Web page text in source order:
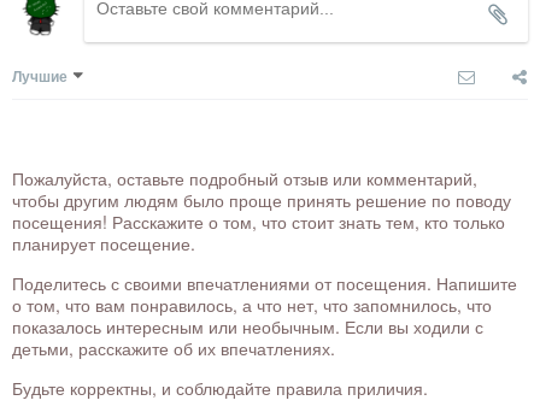
Лучшие
Пожалуйста, оставьте подробный отзыв или комментарий,
чтобы другим людям было проще принять решение по поводу
посещения! Расскажите о том, что стоит знать тем, кто только
планирует посещение.
Поделитесь с своими впечатлениями от посещения. Напишите
о том, что вам понравилось, а что нет, что запомнилось, что
показалось интересным или необычным. Если вы ходили с
детьми, расскажите об их впечатлениях.
Будьте корректны, и соблюдайте правила приличия.